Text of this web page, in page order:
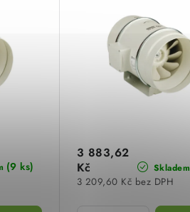
(9 ks) Skladem
3 209,60 Kč bez DPH
3 883,62
Kč